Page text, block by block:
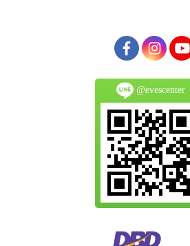
@evescenter